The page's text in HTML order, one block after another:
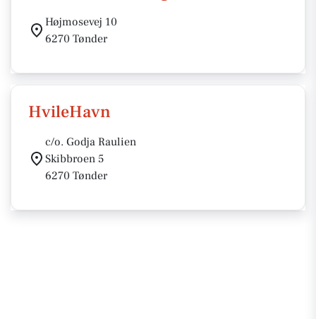
Højmosevej 10
6270 Tønder
HvileHavn
c/o. Godja Raulien
Skibbroen 5
6270 Tønder